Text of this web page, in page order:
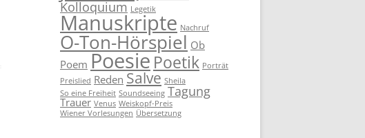
Kolloquium Legetik
Manuskripte Nachruf
O-Ton-Hörspiel Ob
Poem PoesiePoetik Porträt
Preislied Reden Salve Sheila
So eine Freiheit Soundseeing Tagung
Trauer Venus Weiskopf-Preis
Wiener Vorlesungen Übersetzung